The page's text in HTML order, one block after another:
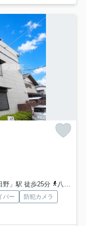
野」駅 徒歩25分 八高線「北八王子」駅 徒歩22分
バー
防犯カメラ